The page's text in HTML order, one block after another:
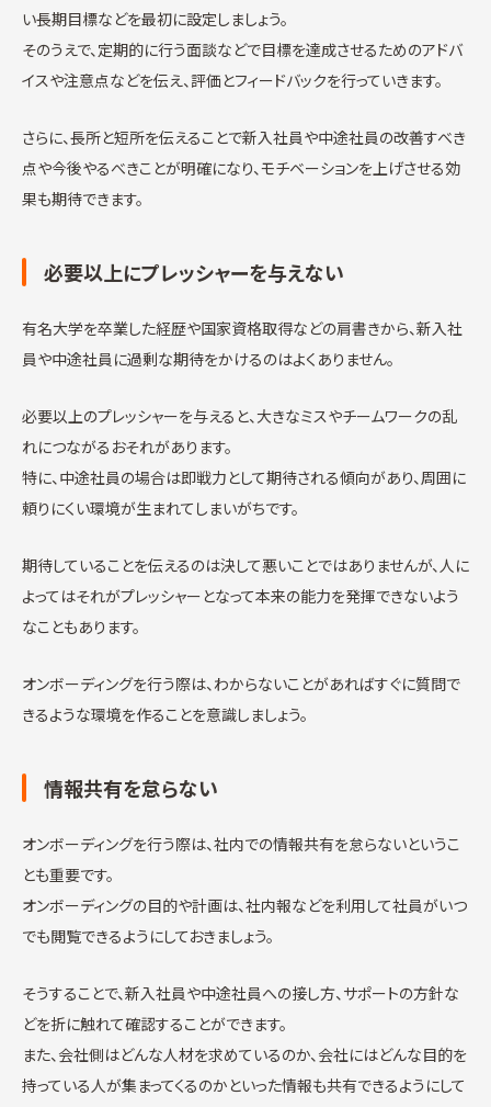
い長期目標などを最初に設定しましょう。
そのうえで、定期的に行う面談などで目標を達成させるためのアドバ
イスや注意点などを伝え、評価とフィードバックを行っていきます。
さらに、長所と短所を伝えることで新入社員や中途社員の改善すべき
点や今後やるべきことが明確になり、モチベーションを上げさせる効
果も期待できます。
必要以上にプレッシャーを与えない
有名大学を卒業した経歴や国家資格取得などの肩書きから、新入社
員や中途社員に過剰な期待をかけるのはよくありません。
必要以上のプレッシャーを与えると、大きなミスやチームワークの乱
れにつながるおそれがあります。
特に、中途社員の場合は即戦力として期待される傾向があり、周囲に
頼りにくい環境が生まれてしまいがちです。
期待していることを伝えるのは決して悪いことではありませんが、人に
よってはそれがプレッシャーとなって本来の能力を発揮できないよう
なこともあります。
オンボーディングを行う際は、わからないことがあればすぐに質問で
きるような環境を作ることを意識しましょう。
情報共有を怠らない
オンボーディングを行う際は、社内での情報共有を怠らないというこ
とも重要です。
オンボーディングの目的や計画は、社内報などを利用して社員がいつ
でも閲覧できるようにしておきましょう。
そうすることで、新入社員や中途社員への接し方、サポートの方針な
どを折に触れて確認することができます。
また、会社側はどんな人材を求めているのか、会社にはどんな目的を
持っている人が集まってくるのかといった情報も共有できるようにして